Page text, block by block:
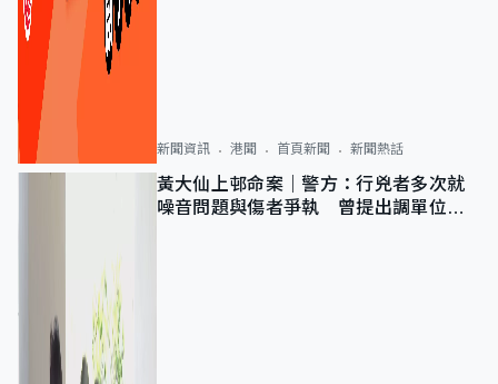
新聞資訊 港聞 首頁新聞 新聞熱話
黃大仙上邨命案｜警方：行兇者多次就
噪音問題與傷者爭執 曾提出調單位已